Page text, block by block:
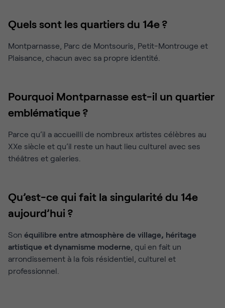
Quels sont les quartiers du 14e ?
Montparnasse, Parc de Montsouris, Petit-Montrouge et
Plaisance, chacun avec sa propre identité.
Pourquoi Montparnasse est-il un quartier
emblématique ?
Parce qu’il a accueilli de nombreux artistes célèbres au
XXe siècle et qu’il reste un haut lieu culturel avec ses
théâtres et galeries.
Qu’est-ce qui fait la singularité du 14e
aujourd’hui ?
Son équilibre entre atmosphère de village, héritage
artistique et dynamisme moderne, qui en fait un
arrondissement à la fois résidentiel, culturel et
professionnel.